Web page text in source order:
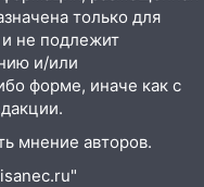
только для
и не подлежит
и/или
форме, иначе как с
мнение авторов.